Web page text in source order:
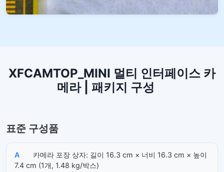
XFCAMTOP_MINI 멀티 인터페이스 카
메라 | 패키지 구성
표준 구성품
A
카메라 포장 상자: 길이 16.3 cm × 너비 16.3 cm × 높이
7.4 cm (1개, 1.48 kg/박스)